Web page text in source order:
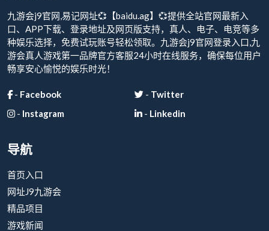
九游会j9官网,易记网址💞【baidu.ag】💞提供全站官网最新入
口、APP下载、登录地址及网页版支持，真人、电子、电竞等多
种娱乐选择，免费试玩账号轻松领取。九游会j9官网登录入口,九
游会真人游戏第一品牌官方客服24小时在线服务，确保每位用户
畅享安心愉悦的娱乐时光！
- Facebook - Twitter
- Instagram - Linkedin
导航
首页入口
网址J9九游会
精品项目
游戏新闻